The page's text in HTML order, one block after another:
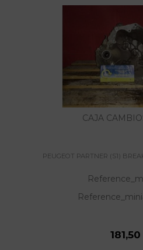
CAJA
PEUGEOT PARTNER (S1)